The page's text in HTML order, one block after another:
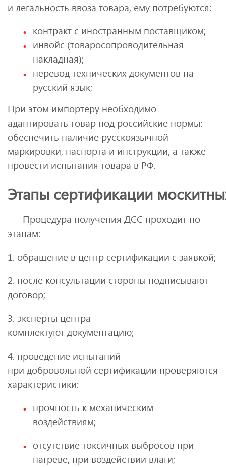
и легальность ввоза товара, ему потребуются:
контракт с иностранным поставщиком;
инвойс (товаросопроводительная
накладная);
перевод технических документов на
русский язык;
При этом импортеру необходимо
адаптировать товар под российские нормы:
обеспечить наличие русскоязычной
маркировки, паспорта и инструкции, а также
провести испытания товара в РФ.
Этапы сертификации
Процедура получения ДСС проходит по
этапам:
1. обращение в центр сертификации с заявкой;
2. после консультации стороны подписывают
договор;
3. эксперты центра
комплектуют документацию;
4. проведение испытаний –
при добровольной сертификации проверяются
характеристики:
прочность к механическим
воздействиям;
отсутствие токсичных выбросов при
нагреве, при воздействии влаги;